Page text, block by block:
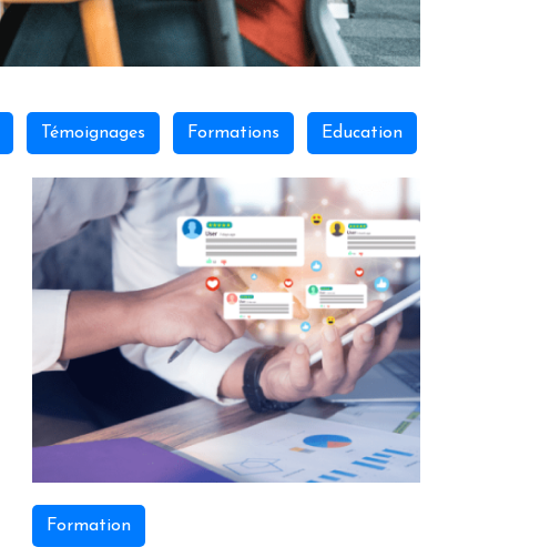
Témoignages Formations Education
Formation